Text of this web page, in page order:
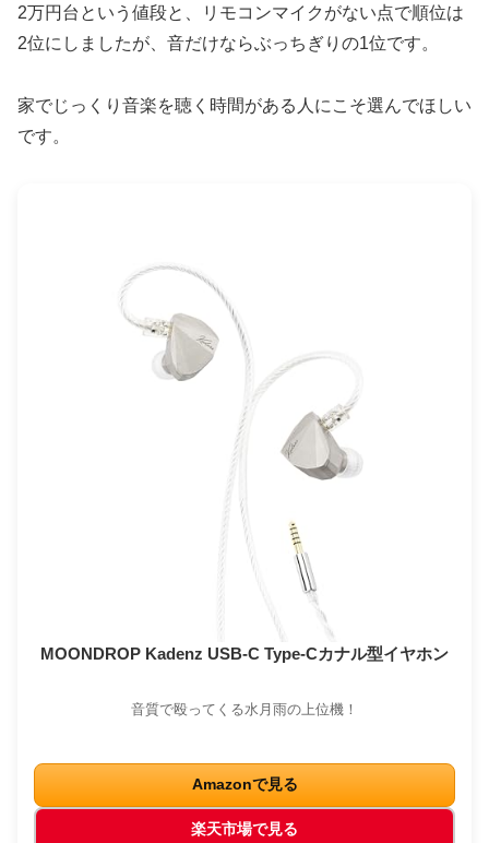
2万円台という値段と、リモコンマイクがない点で順位は
2位にしましたが、音だけならぶっちぎりの1位です。
家でじっくり音楽を聴く時間がある人にこそ選んでほしい
です。
MOONDROP Kadenz USB-C Type-Cカナル型イヤホン
音質で殴ってくる水月雨の上位機！
Amazonで見る
楽天市場で見る